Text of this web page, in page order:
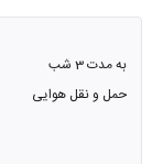
به مدت 3 شب
حمل و نقل هوایی